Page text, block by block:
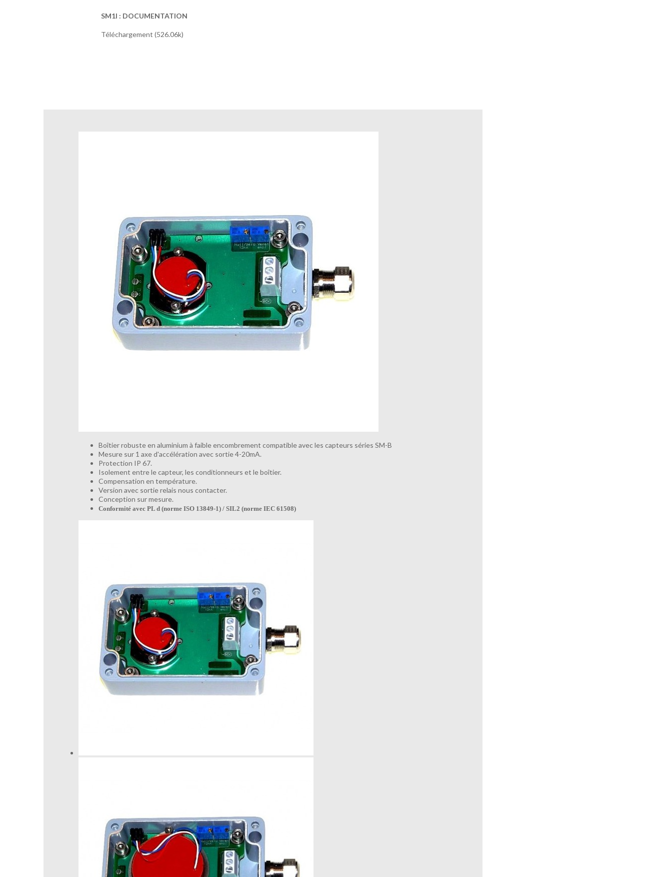
SM1I : DOCUMENTATION
Téléchargement (526.06k)
Boîtier robuste en aluminium à faible encombrement compatible avec les capteurs séries SM-B
Mesure sur 1 axe d'accélération avec sortie 4-20mA.
Protection IP 67.
Isolement entre le capteur, les conditionneurs et le boîtier.
Compensation en température.
Version avec sortie relais nous contacter.
Conception sur mesure.
Conformité avec PL d (norme ISO 13849-1) / SIL2 (norme IEC 61508)